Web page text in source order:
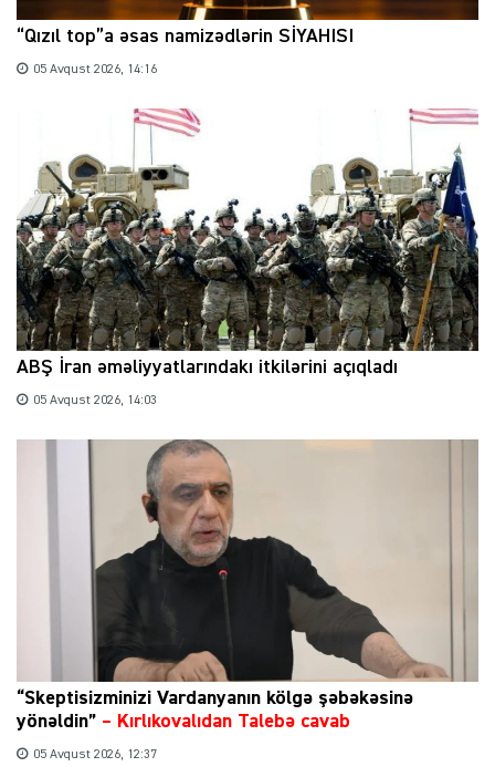
“Qızıl top”a əsas namizədlərin SİYAHISI
05 Avqust 2026, 14:16
ABŞ İran əməliyyatlarındakı itkilərini açıqladı
05 Avqust 2026, 14:03
“Skeptisizminizi Vardanyanın kölgə şəbəkəsinə
yönəldin” – Kırlıkovalıdan Talebə cavab
05 Avqust 2026, 12:37